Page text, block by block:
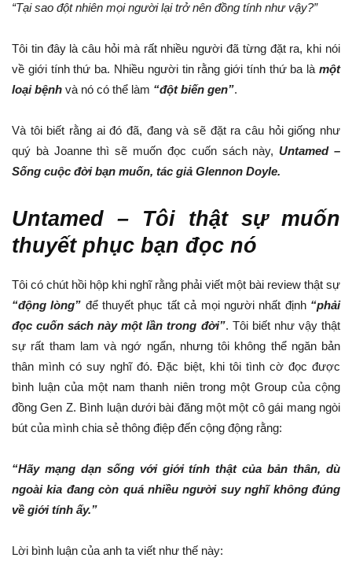
“Tại sao đột nhiên mọi người lại trở nên đồng tính như vậy?”
Tôi tin đây là câu hỏi mà rất nhiều người đã từng đặt ra, khi nói
về giới tính thứ ba. Nhiều người tin rằng giới tính thứ ba là một
loại bệnh và nó có thể làm “đột biến gen”.
Và tôi biết rằng ai đó đã, đang và sẽ đặt ra câu hỏi giống như
quý bà Joanne thì sẽ muốn đọc cuốn sách này,Untamed –
Sống cuộc đời bạn muốn, tác giả Glennon Doyle.
Untamed – Tôi thật sự muốn
thuyết phục bạn đọc nó
Tôi có chút hồi hộp khi nghĩ rằng phải viết một bài review thật sự
“động lòng” để thuyết phục tất cả mọi người nhất định “phải
đọc cuốn sách này một lần trong đời”. Tôi biết như vậy thật
sự rất tham lam và ngớ ngẩn, nhưng tôi không thể ngăn bản
thân mình có suy nghĩ đó. Đặc biệt, khi tôi tình cờ đọc được
bình luận của một nam thanh niên trong một Group của cộng
đồng Gen Z. Bình luận dưới bài đăng một một cô gái mang ngòi
bút của mình chia sẻ thông điệp đến cộng động rằng:
“Hãy mạng dạn sống với giới tính thật của bản thân, dù
ngoài kia đang còn quá nhiều người suy nghĩ không đúng
về giới tính ấy.”
Lời bình luận của anh ta viết như thế này: